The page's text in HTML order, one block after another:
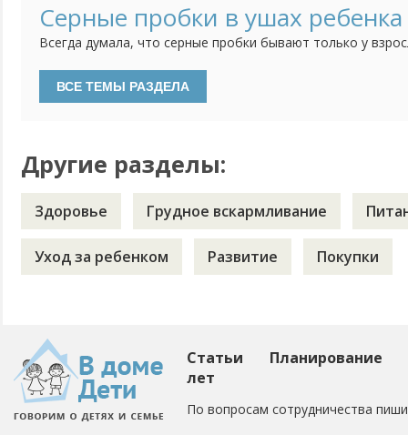
работу люди, которые работают с самого начала со
слаженный коллектив. И мне их естественно очень
Серные пробки в ушах ребенка
Всегда думала, что серные пробки бывают только у
сыну, увидела в глубине белое вещество и посередине
Вспомнила, что в последнее время ребенок стал хуже
Другие разделы:
Здоровье Грудное вскармливание
Уход за ребенком Развитие Покупки
Статьи
Планирование
лет
По вопросам сотрудничества